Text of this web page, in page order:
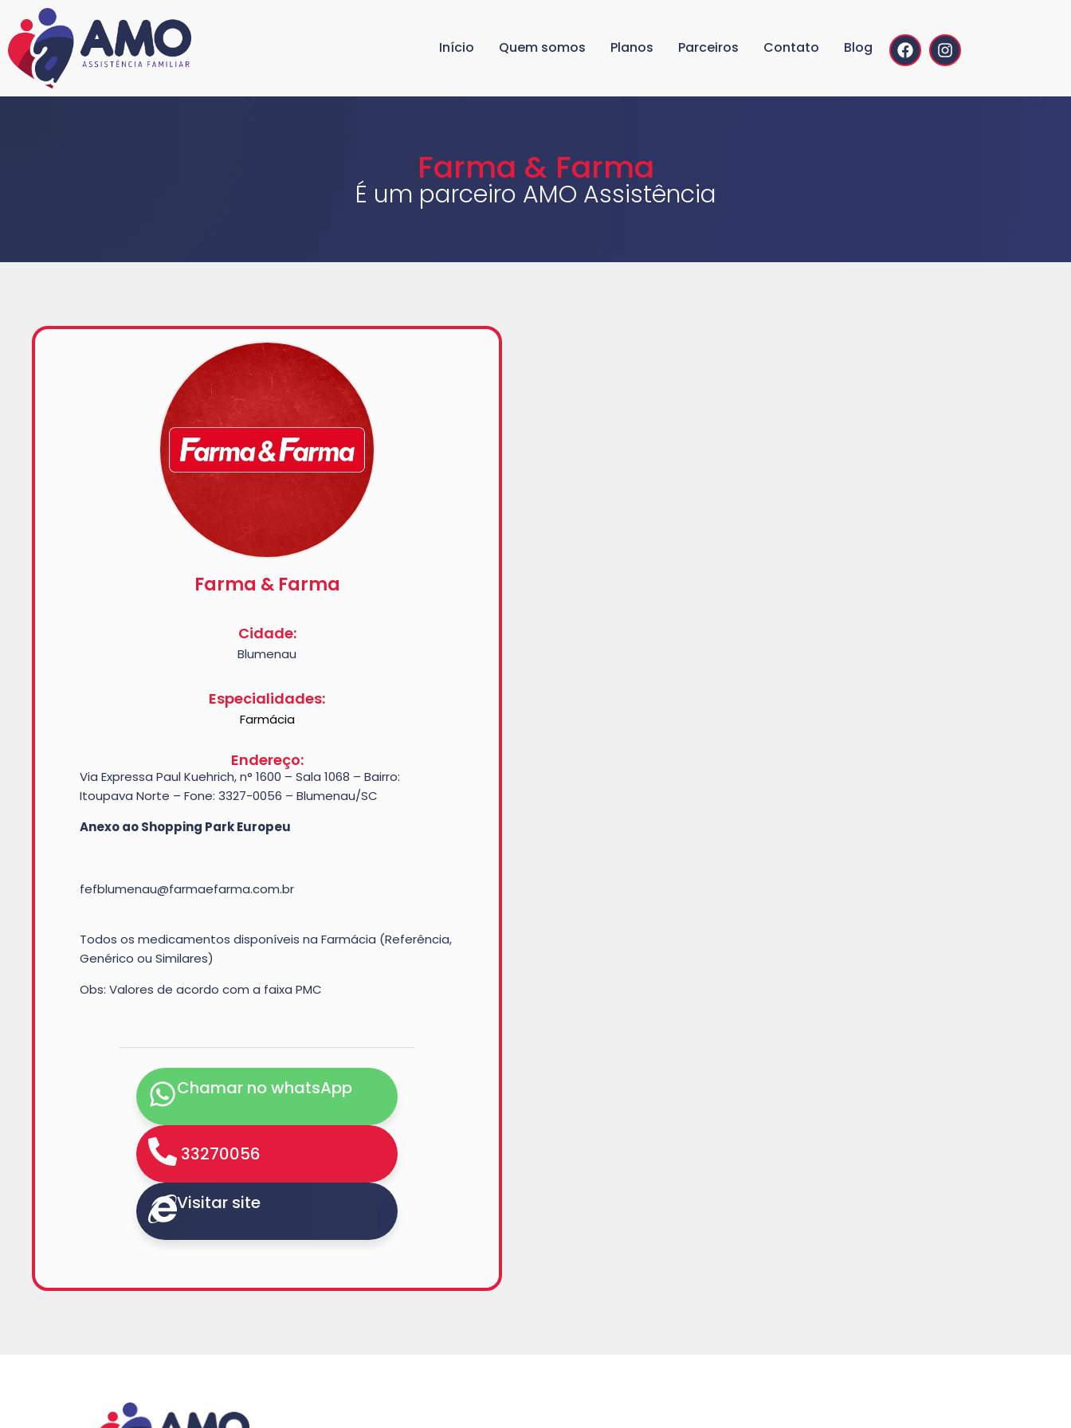
Início Quem somos Planos Parceiros Contato Blog
Farma & Farma
É um parceiro AMO Assistência
Farma & Farma
Cidade:
Blumenau
Especialidades:
Farmácia
Endereço:
Via Expressa Paul Kuehrich, n° 1600 – Sala 1068 – Bairro:
Itoupava Norte – Fone: 3327-0056 – Blumenau/SC
Anexo ao Shopping Park Europeu
fefblumenau@farmaefarma.com.br
Todos os medicamentos disponíveis na Farmácia (Referência,
Genérico ou Similares)
Obs: Valores de acordo com a faixa PMC
Chamar no whatsApp
33270056
Visitar site